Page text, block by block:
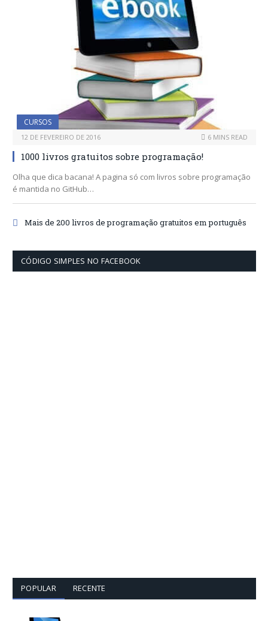
CURSOS
12 DE FEVEREIRO DE 2016 6 MINS READ
1000 livros gratuitos sobre programação!
Olha que dica bacana! A pagina só com livros sobre programação
é mantida no GitHub…
Mais de 200 livros de programação gratuitos em português
CÓDIGO SIMPLES NO FACEBOOK
POPULAR RECENTE